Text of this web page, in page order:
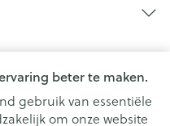
beter te maken.
gebruik van essentiële
om onze website